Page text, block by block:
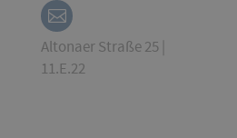
Altonaer Straße 25 |
11.E.22